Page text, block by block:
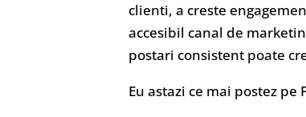
clienti, a creste
accesibil canal de
postari consistent poate
Eu astazi ce mai postez pe